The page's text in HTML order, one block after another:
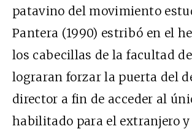
patavino del movimiento
Pantera (1990) estribó en el
los cabecillas de la facultad
lograran forzar la puerta del
director a fin de acceder al
habilitado para el extranjero